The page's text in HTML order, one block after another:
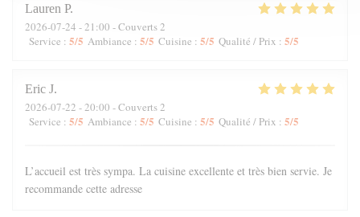
Lauren P
2026-07-24 - 21:00 - Couverts 2
Service : 5/5 Ambiance : 5/5 Cuisine : 5/5 Qualité / Prix : 5/5
Eric J
2026-07-22 - 20:00 - Couverts 2
Service : 5/5 Ambiance : 5/5 Cuisine : 5/5 Qualité / Prix : 5/5
L’accueil est très sympa. La cuisine excellente et très bien servie. Je
recommande cette adresse